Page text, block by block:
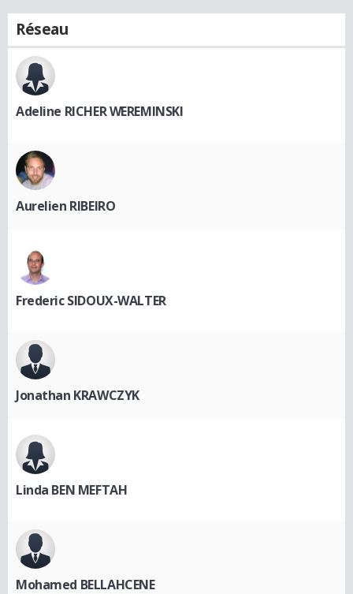
Réseau
Adeline RICHER WEREMINSKI
Aurelien RIBEIRO
Frederic SIDOUX-WALTER
Jonathan KRAWCZYK
Linda BEN MEFTAH
Mohamed BELLAHCENE